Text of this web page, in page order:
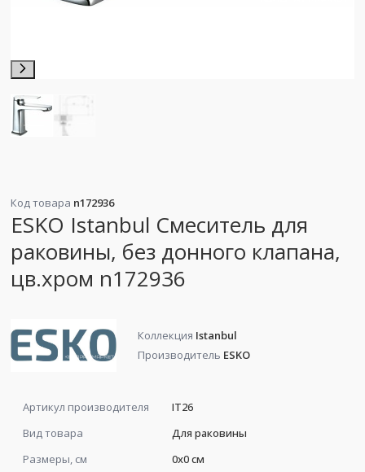
Код товара n172936
ESKO Istanbul Смеситель для
раковины, без донного клапана,
цв.хром n172936
Коллекция Istanbul
Производитель ESKO
Артикул производителя
IT26
Вид товара
Для раковины
Размеры, см
0x0 см